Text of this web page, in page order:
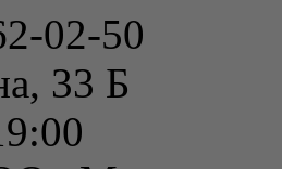
02-50
33 Б